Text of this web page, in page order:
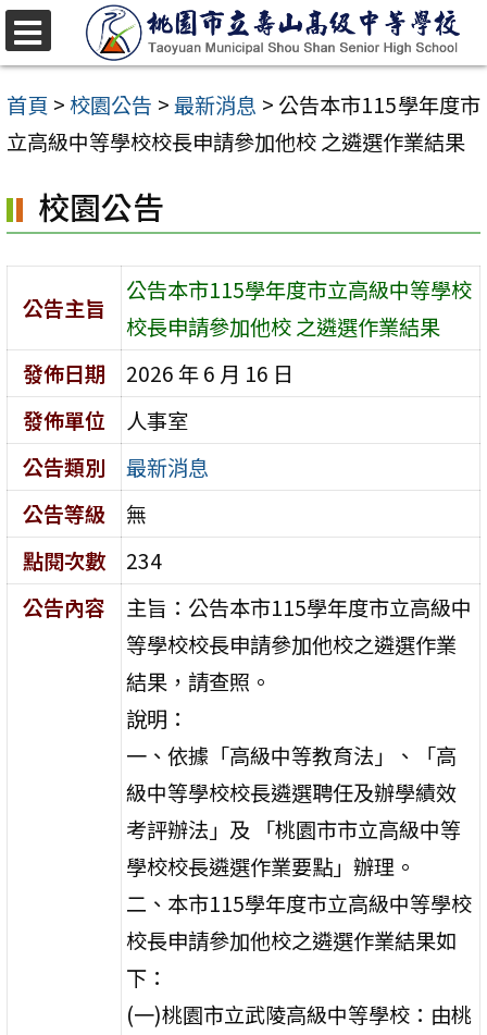
跳
至
主
要
容
區
首頁 >校園公告 >最新消息 > 公告本市115學年度市
立高級中等學校校長申請參加他校 之遴選作業結果
校園公告
公告主旨
公告本市115學年度市立高級中等學校
校長申請參加他校 之遴選作業結果
發佈日期
2026 年 6 月 16 日
發佈單位
人事室
公告類別
最新消息
公告等級
無
點閱次數
234
公告內容
主旨：公告本市115學年度市立高級中
等學校校長申請參加他校之遴選作業
結果，請查照。
說明：
一、依據「高級中等教育法」、「高
級中等學校校長遴選聘任及辦學績效
考評辦法」及 「桃園市市立高級中等
學校校長遴選作業要點」辦理。
二、本市115學年度市立高級中等學校
校長申請參加他校之遴選作業結果如
下：
(一)桃園市立武陵高級中等學校：由桃
選
單